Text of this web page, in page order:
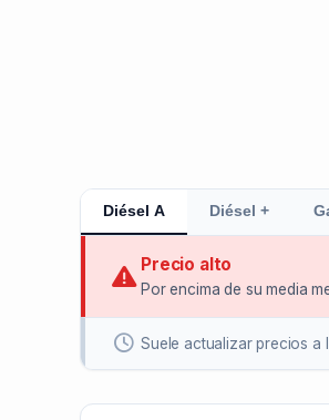
Diésel A Diésel +
Precio alto
Por encima de su media
Suele actualizar precios a